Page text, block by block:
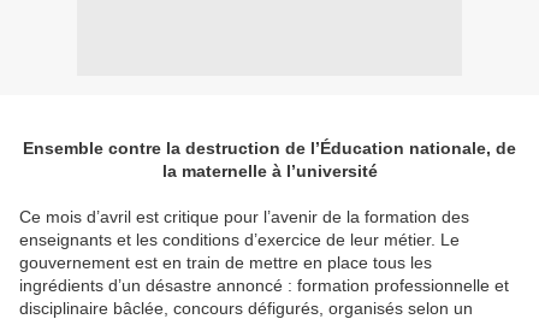
Ensemble contre la destruction de l’Éducation nationale, de
la maternelle à l’université
Ce mois d’avril est critique pour l’avenir de la formation des
enseignants et les conditions d’exercice de leur métier. Le
gouvernement est en train de mettre en place tous les
ingrédients d’un désastre annoncé : formation professionnelle et
disciplinaire bâclée, concours défigurés, organisés selon un